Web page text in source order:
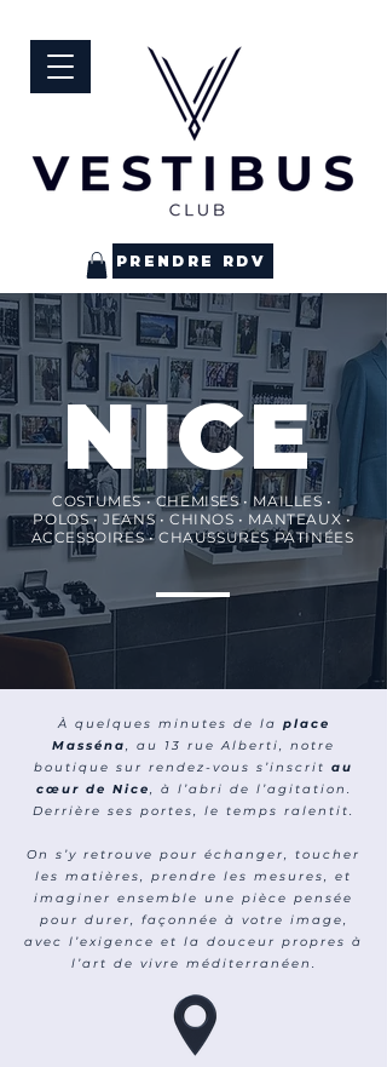
PRENDRE RDV
NICE
COSTUMES • CHEMISES • MAILLES •
POLOS • JEANS • CHINOS • MANTEAUX •
ACCESSOIRES • CHAUSSURES PATINÉES
À quelques minutes de la place
Masséna
, au 13 rue Alberti, notre
boutique sur rendez-vous s’inscrit au
cœur de Nice
, à l’abri de l’agitation.
Derrière ses portes, le temps ralentit.
On s’y retrouve pour échanger, toucher
les matières, prendre les mesures, et
imaginer ensemble une pièce pensée
pour durer, façonnée à votre image,
avec l’exigence et la douceur propres à
l’art de vivre méditerranéen.